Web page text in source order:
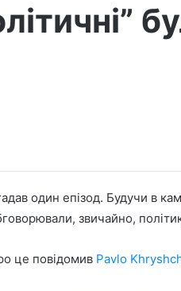
один епізод. Будучи в
звичайно,
це повідомив Pavlo